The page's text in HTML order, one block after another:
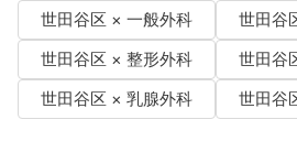
世田谷区 × 一般外科
世田谷
世田谷区 × 整形外科
世田谷
世田谷区 × 乳腺外科
世田谷